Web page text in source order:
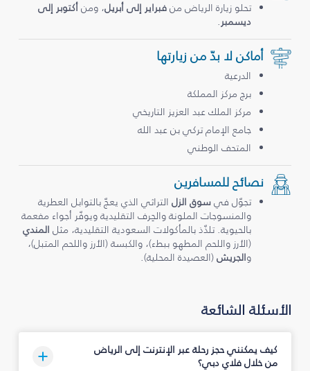
تحلو زيارة الرياض منفبراير إلى أبريل، ومنأكتوبر إلى
ديسمبر.
أماكن لا بدّ من زيارتها
الدرعية
برج مركز المملكة
مركز الملك عبد العزيز التاريخي
جامع الإمام تركي بن عبد الله
المتحف الوطني
نصائح للمسافرين
تجوّل فيسوق الزلالتراثي الذي يعجّ بالتوابل العطرية
والمنسوجات الملونة والحِرف التقليدية ويوفّر أجواء مفعمة
بالحيوية. تلذّذ بالمأكولات السعودية التقليدية، مثل المندي
(الأرز واللحم المطهو ببطء)، والكبسة (الأرز واللحم المتبل)،
والجريش(العصيدة المحلية).
الأسئلة الشائعة
كيف يمكنني حجز رحلة عبر الإنترنت إلى الرياض
من خلال فلاي دبي؟